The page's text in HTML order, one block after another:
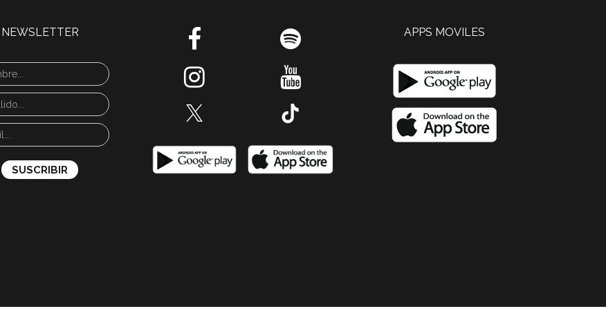
NEWSLETTER APPS MOVILES